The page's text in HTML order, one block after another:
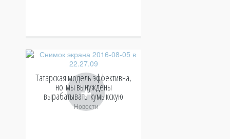
+
Татарская модель эффективна,
но мы вынуждены
вырабатывать кумыкскую
Новости